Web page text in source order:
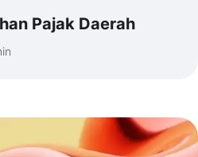
Pajak Daerah